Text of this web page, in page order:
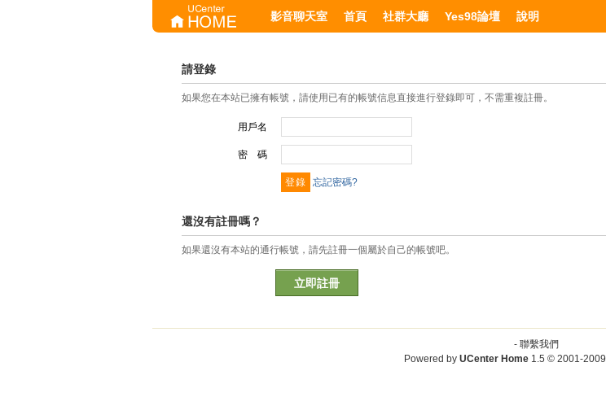
影音聊天室 首頁 社群大廳 Yes98論壇 說明
請登錄
如果您在本站已擁有帳號，請使用已有的帳號信息直接進行登錄即可，不需重複註冊。
用戶名
密 碼
忘記密碼?
還沒有註冊嗎？
如果還沒有本站的通行帳號，請先註冊一個屬於自己的帳號吧。
立即註冊
- 聯繫我們
Powered by UCenter Home 1.5 © 2001-2009